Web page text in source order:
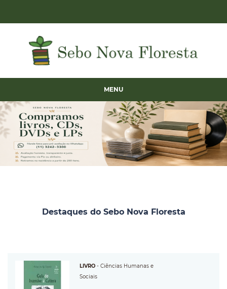
MENU
Destaques do Sebo Nova Floresta
LIVRO - Ciências Humanas e
Sociais